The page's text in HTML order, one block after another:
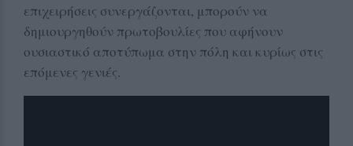
επιχειρήσεις συνεργάζονται, μπορούν να
δημιουργηθούν πρωτοβουλίες που αφήνουν
ουσιαστικό αποτύπωμα στην πόλη και κυρίως στις
επόμενες γενιές.